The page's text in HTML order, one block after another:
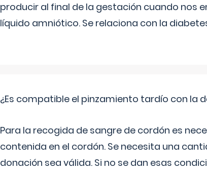
producir al final de la gestación cuando nos
líquido amniótico. Se relaciona con la
¿Es compatible el pinzamiento tardío con la
Para la recogida de sangre de cordón es
contenida en el cordón. Se necesita una
donación sea válida. Si no se dan esas